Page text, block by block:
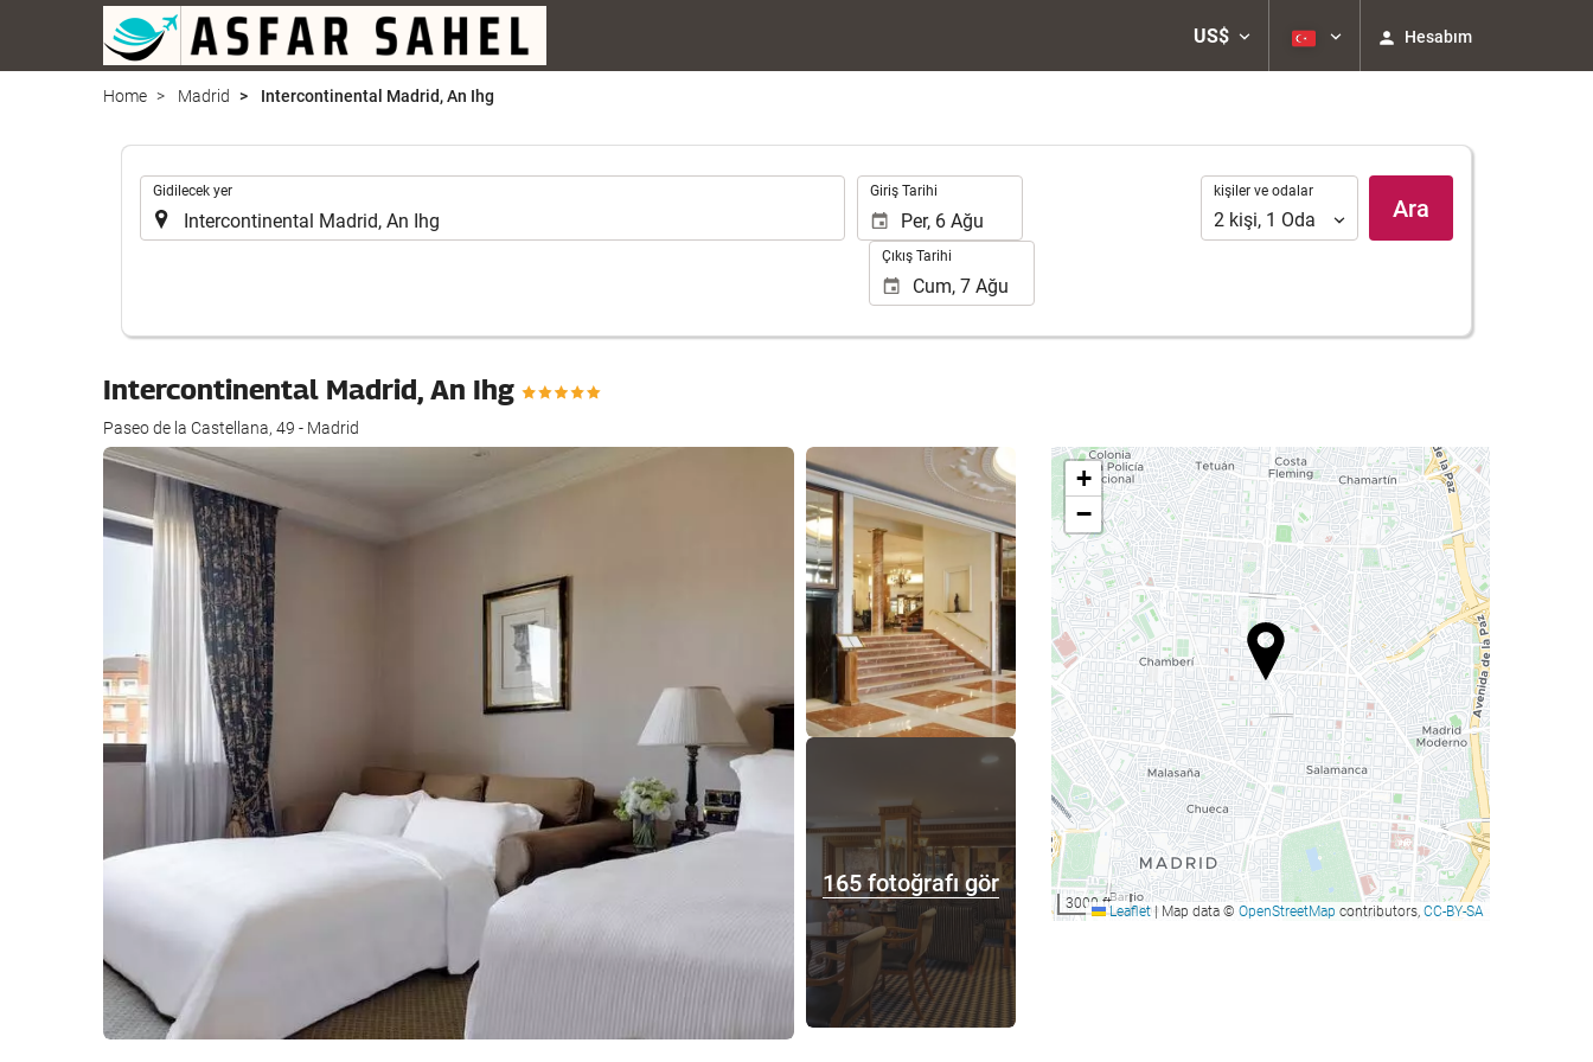
US$ Hesabım
Home Madrid Intercontinental Madrid, An Ihg
Gidilecek yer Giriş Tarihi
Çıkış Tarihi
kişiler
ve
odalar
kişiler ve odalar
2 kişi, 1 Oda Ara
Intercontinental Madrid, An Ihg
Paseo de la Castellana, 49 - Madrid
165 fotoğrafı gör
165 fotoğrafı gör
+
−
3000 ftLeaflet | Map data © OpenStreetMap contributors, CC-BY-SA